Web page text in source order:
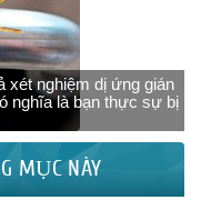
xét nghiệm dị ứng gián
nghĩa là bạn thực sự bị
MỤC NÀY